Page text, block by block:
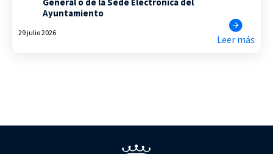
Ayuntamiento
29 julio 2026
Leer más